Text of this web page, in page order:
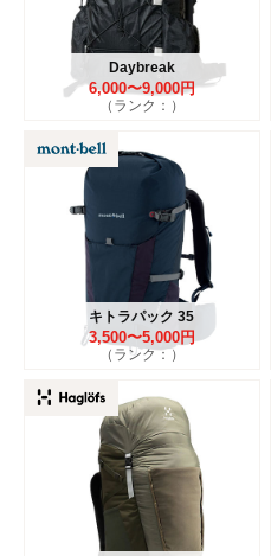
Daybreak
6,000〜9,000円
（ランク：）
キトラパック 35
3,500〜5,000円
（ランク：）